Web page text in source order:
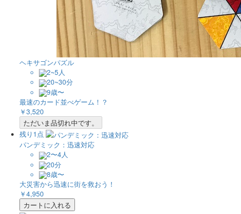
ヘキサゴンパズル
2~5人
20~30分
9歳〜
最速のカード並べゲーム！？
￥3,520
ただいま品切れ中です。
残り1点
パンデミック：迅速対応
2〜4人
20分
8歳〜
大災害から迅速に街を救おう！
￥4,950
カートに入れる